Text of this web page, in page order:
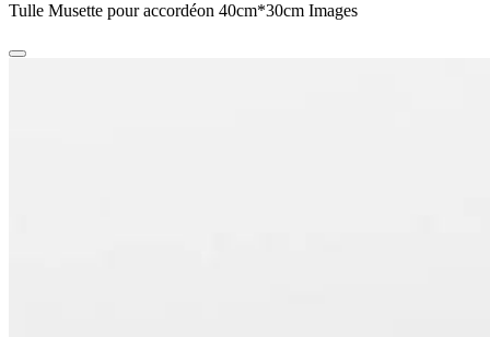
Tulle Musette pour accordéon 40cm*30cm Images